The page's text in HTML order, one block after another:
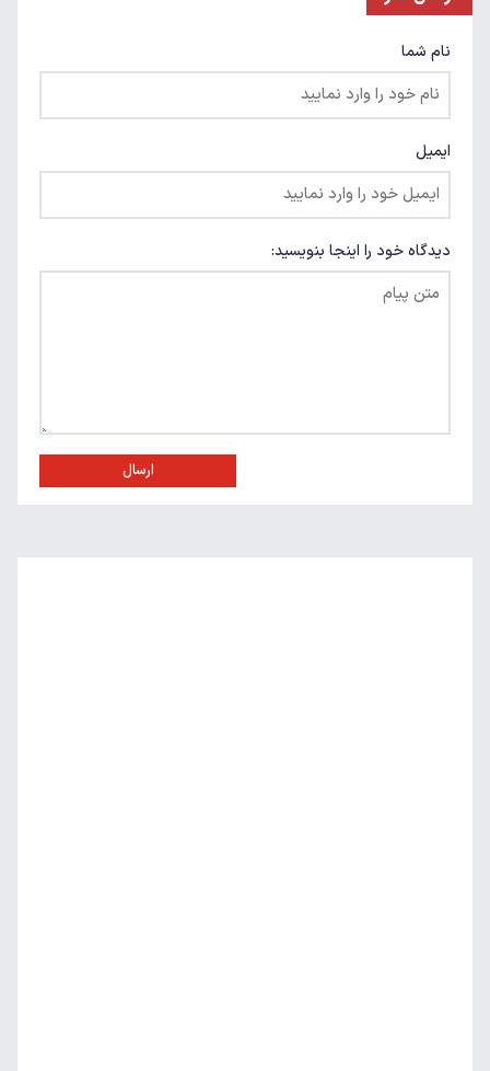
نام شما
ایمیل
دیدگاه خود را اینجا بنویسید:
ارسال